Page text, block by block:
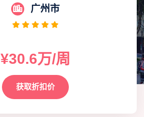
广州市
¥30.6万/周
获取折扣价